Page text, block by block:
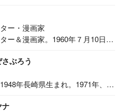
ー・漫画家
ー＆漫画家。1960年７月10日生
ぶろう
年長崎県生まれ。1971年、
ナ